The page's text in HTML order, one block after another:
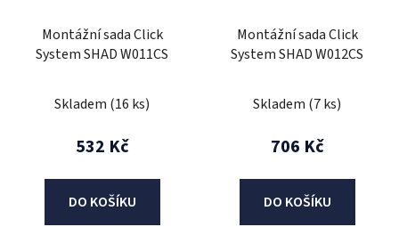
Montážní sada Click
System SHAD W011CS
Skladem (16 ks)
532 Kč
DO KOŠÍKU
Montážní sada Click
System SHAD W012CS
Skladem (7 ks)
706 Kč
DO KOŠÍKU